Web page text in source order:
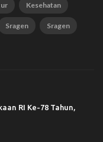
Kesehatan
Sragen Sragen
RI Ke-78 Tahun,